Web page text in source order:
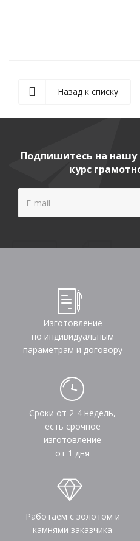
Назад к списку
Подпишитесь на нашу
курс
Изготовление
по индивидуальным
параметрам и договору
Сроки от 2-4 недель,
есть срочное
изготовление
от 1 дня
Работаем с золотом и
камнями заказчика